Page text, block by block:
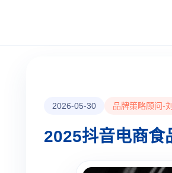
2026-05-30 品牌策略顾问-
2025抖音电商食